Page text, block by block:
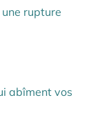
rupture
abîment vos